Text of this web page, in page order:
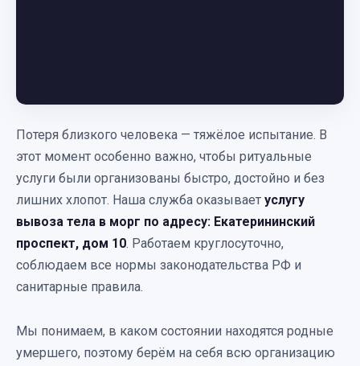
Потеря близкого человека — тяжёлое испытание. В
этот момент особенно важно, чтобы ритуальные
услуги были организованы быстро, достойно и без
лишних хлопот. Наша служба оказывает услугу
вывоза тела в морг по адресу: Екатерининский
проспект, дом 10. Работаем круглосуточно,
соблюдаем все нормы законодательства РФ и
санитарные правила.
Мы понимаем, в каком состоянии находятся родные
умершего, поэтому берём на себя всю организацию